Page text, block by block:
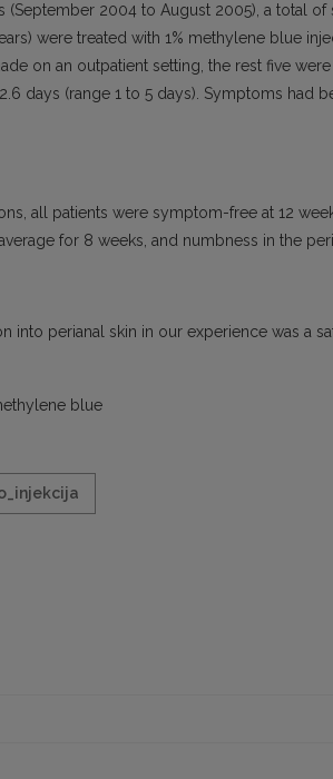
(September 2004 to August 2005), a total
were treated with 1% methylene blue
on an outpatient setting, the rest five
days (range 1 to 5 days). Symptoms had
all patients were symptom-free at 12
for 8 weeks, and numbness in the
into perianal skin in our experience was a
blue